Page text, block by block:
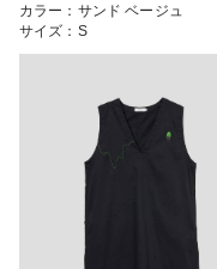
カラー：サンド ベージュ
サイズ：S